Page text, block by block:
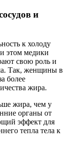
и
к холоду
этом медики
свою роль и
Так, женщины в
более
жира.
жира, чем у
органы от
эффект для
тепла тела к